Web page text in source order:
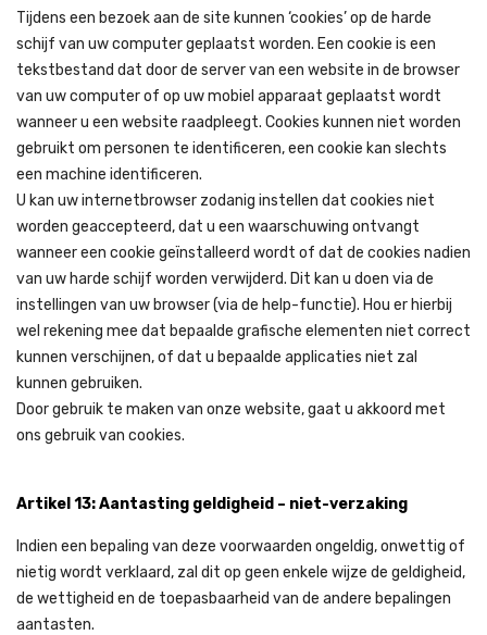
Tijdens een bezoek aan de site kunnen ‘cookies’ op de harde
schijf van uw computer geplaatst worden. Een cookie is een
tekstbestand dat door de server van een website in de browser
van uw computer of op uw mobiel apparaat geplaatst wordt
wanneer u een website raadpleegt. Cookies kunnen niet worden
gebruikt om personen te identificeren, een cookie kan slechts
een machine identificeren.
U kan uw internetbrowser zodanig instellen dat cookies niet
worden geaccepteerd, dat u een waarschuwing ontvangt
wanneer een cookie geïnstalleerd wordt of dat de cookies nadien
van uw harde schijf worden verwijderd. Dit kan u doen via de
instellingen van uw browser (via de help-functie). Hou er hierbij
wel rekening mee dat bepaalde grafische elementen niet correct
kunnen verschijnen, of dat u bepaalde applicaties niet zal
kunnen gebruiken.
Door gebruik te maken van onze website, gaat u akkoord met
ons gebruik van cookies.
Artikel 13: Aantasting geldigheid – niet-verzaking
Indien een bepaling van deze voorwaarden ongeldig, onwettig of
nietig wordt verklaard, zal dit op geen enkele wijze de geldigheid,
de wettigheid en de toepasbaarheid van de andere bepalingen
aantasten.